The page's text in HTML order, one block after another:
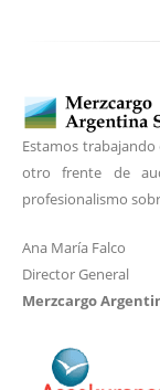
Estamos
otro frente de
profesionalismo
Ana María Falco
Director General
Merzcargo